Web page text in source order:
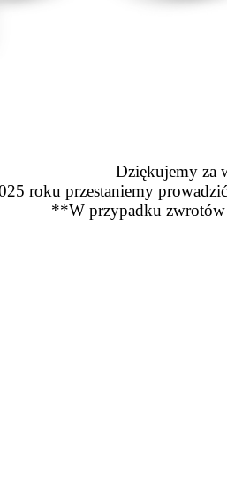
Dziękujemy za
roku przestaniemy
**W przypadku